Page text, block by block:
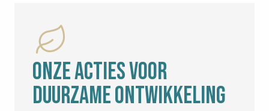
ONZE ACTIES VOOR
DUURZAME ONTWIKKELING